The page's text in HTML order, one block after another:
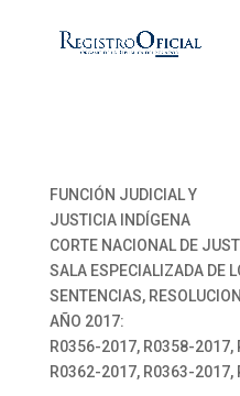
FUNCIÓN JUDICIAL Y
JUSTICIA INDÍGENA
CORTE NACIONAL DE
SALA ESPECIALIZADA DE
SENTENCIAS,
AÑO 2017:
R0356-2017, R0358-
R0362-2017, R0363-2017,